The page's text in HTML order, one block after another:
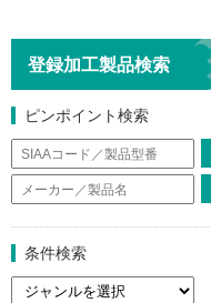
登録加工製品検索
ピンポイント検索
条件検索